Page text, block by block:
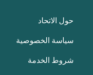
حول الاتحاد
سياسة الخصوصية
شروط الخدمة